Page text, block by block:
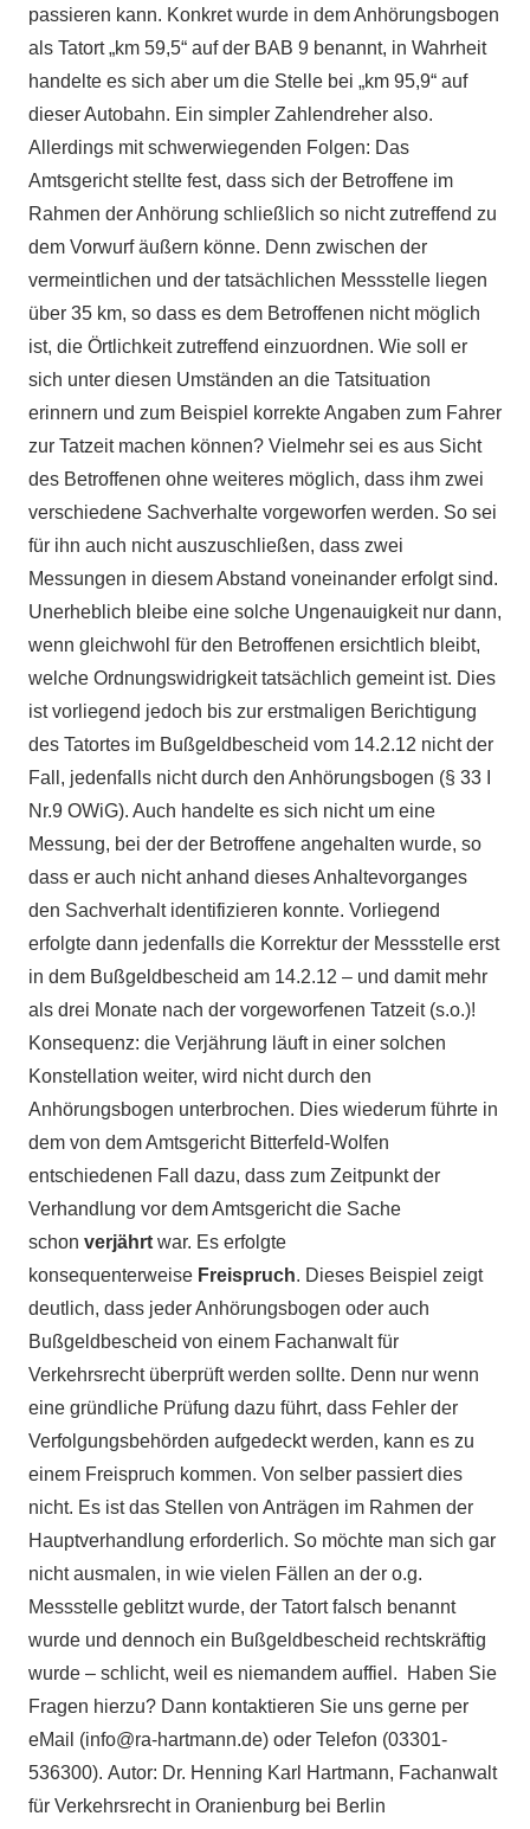
passieren kann. Konkret wurde in dem Anhörungsbogen
als Tatort „km 59,5“ auf der BAB 9 benannt, in Wahrheit
handelte es sich aber um die Stelle bei „km 95,9“ auf
dieser Autobahn. Ein simpler Zahlendreher also.
Allerdings mit schwerwiegenden Folgen: Das
Amtsgericht stellte fest, dass sich der Betroffene im
Rahmen der Anhörung schließlich so nicht zutreffend zu
dem Vorwurf äußern könne. Denn zwischen der
vermeintlichen und der tatsächlichen Messstelle liegen
über 35 km, so dass es dem Betroffenen nicht möglich
ist, die Örtlichkeit zutreffend einzuordnen. Wie soll er
sich unter diesen Umständen an die Tatsituation
erinnern und zum Beispiel korrekte Angaben zum Fahrer
zur Tatzeit machen können? Vielmehr sei es aus Sicht
des Betroffenen ohne weiteres möglich, dass ihm zwei
verschiedene Sachverhalte vorgeworfen werden. So sei
für ihn auch nicht auszuschließen, dass zwei
Messungen in diesem Abstand voneinander erfolgt sind.
Unerheblich bleibe eine solche Ungenauigkeit nur dann,
wenn gleichwohl für den Betroffenen ersichtlich bleibt,
welche Ordnungswidrigkeit tatsächlich gemeint ist. Dies
ist vorliegend jedoch bis zur erstmaligen Berichtigung
des Tatortes im Bußgeldbescheid vom 14.2.12 nicht der
Fall, jedenfalls nicht durch den Anhörungsbogen (§ 33 I
Nr.9 OWiG). Auch handelte es sich nicht um eine
Messung, bei der der Betroffene angehalten wurde, so
dass er auch nicht anhand dieses Anhaltevorganges
den Sachverhalt identifizieren konnte. Vorliegend
erfolgte dann jedenfalls die Korrektur der Messstelle erst
in dem Bußgeldbescheid am 14.2.12 – und damit mehr
als drei Monate nach der vorgeworfenen Tatzeit (s.o.)!
Konsequenz: die Verjährung läuft in einer solchen
Konstellation weiter, wird nicht durch den
Anhörungsbogen unterbrochen. Dies wiederum führte in
dem von dem Amtsgericht Bitterfeld-Wolfen
entschiedenen Fall dazu, dass zum Zeitpunkt der
Verhandlung vor dem Amtsgericht die Sache
schon verjährt war. Es erfolgte
konsequenterweise Freispruch. Dieses Beispiel zeigt
deutlich, dass jeder Anhörungsbogen oder auch
Bußgeldbescheid von einem Fachanwalt für
Verkehrsrecht überprüft werden sollte. Denn nur wenn
eine gründliche Prüfung dazu führt, dass Fehler der
Verfolgungsbehörden aufgedeckt werden, kann es zu
einem Freispruch kommen. Von selber passiert dies
nicht. Es ist das Stellen von Anträgen im Rahmen der
Hauptverhandlung erforderlich. So möchte man sich gar
nicht ausmalen, in wie vielen Fällen an der o.g.
Messstelle geblitzt wurde, der Tatort falsch benannt
wurde und dennoch ein Bußgeldbescheid rechtskräftig
wurde – schlicht, weil es niemandem auffiel.
Haben Sie
Fragen hierzu? Dann kontaktieren Sie uns gerne per
eMail (info@ra-hartmann.de) oder Telefon (03301-
536300). Autor: Dr. Henning Karl Hartmann, Fachanwalt
für Verkehrsrecht in Oranienburg bei Berlin